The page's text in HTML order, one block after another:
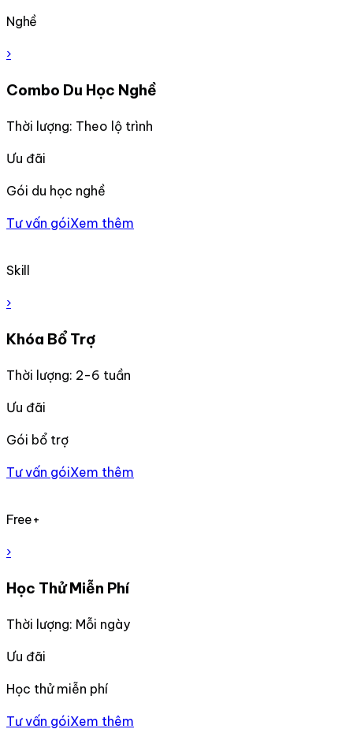
Nghề
›
Combo Du Học Nghề
Thời lượng: Theo lộ trình
Ưu đãi
Gói du học nghề
Tư vấn góiXem thêm
Skill
›
Khóa Bổ Trợ
Thời lượng: 2-6 tuần
Ưu đãi
Gói bổ trợ
Tư vấn góiXem thêm
Free+
›
Học Thử Miễn Phí
Thời lượng: Mỗi ngày
Ưu đãi
Học thử miễn phí
Tư vấn góiXem thêm